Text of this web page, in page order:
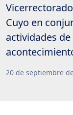
Cuyo en
actividades
20 de septiembre